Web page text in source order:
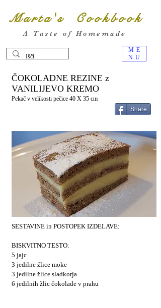
ME
NU
Marta's Cookbook
A Taste of Homemade
ČOKOLADNE REZINE z
VANILIJEVO KREMO
Pekač v velikosti pečice 40 X 35 cm
Share
SESTAVINE in POSTOPEK IZDELAVE:
BISKVITNO TESTO:
5 jajc
3 jedilne žlice moke
3 jedilne žlice sladkorja
6 jedilnih žlic čokolade v prahu